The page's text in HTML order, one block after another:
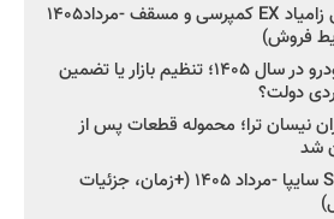
شروع فروش اقساطی زامیاد EX کمپرسی و مسقف -مرداد۱۴۰۵
فروش)
راز واردات ۷۵ هزار خودرو در سال ۱۴۰۵؛ تنظیم بازار یا تضمین
نیسان ترا؛ محموله قطعات پس از
شد
شروع فروش کوییک S سایپا -مرداد ۱۴۰۵ (+زمان، جزئیات